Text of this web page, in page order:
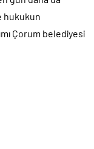
hukukun
Çorum belediyesi